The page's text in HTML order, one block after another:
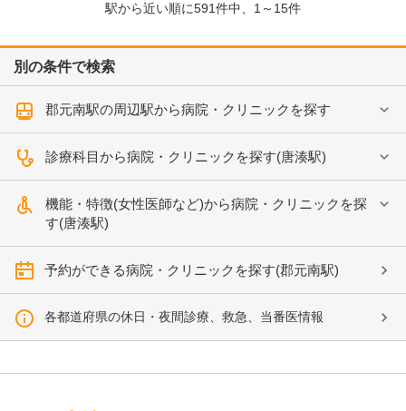
駅から近い順に591件中、 1～15件
別の条件で検索
郡元南駅の周辺駅から病院・クリニックを探す
診療科目から病院・クリニックを探す(唐湊駅)
機能・特徴(女性医師など)から病院・クリニックを探
す(唐湊駅)
予約ができる病院・クリニックを探す(郡元南駅)
各都道府県の休日・夜間診療、救急、当番医情報